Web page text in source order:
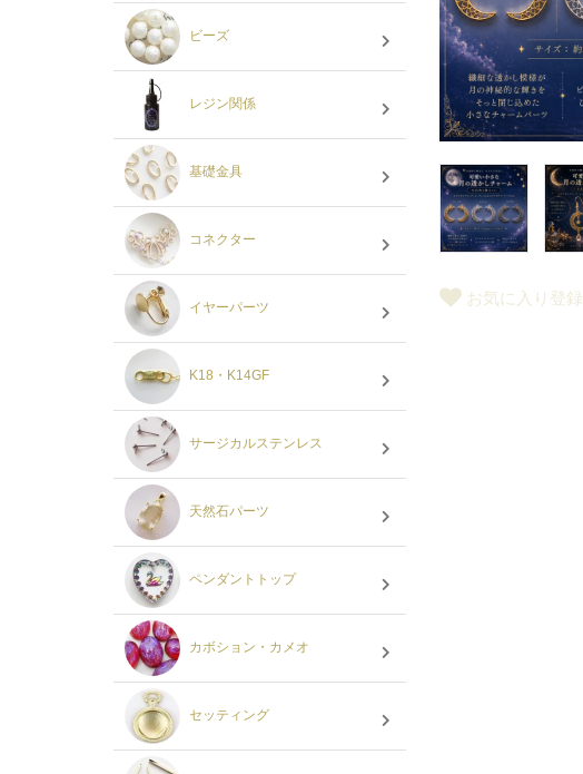
お気に入り登録
ビーズ
レジン関係
基礎金具
コネクター
イヤーパーツ
K18・K14GF
サージカルステンレス
天然石パーツ
ペンダントトップ
カボション・カメオ
セッティング